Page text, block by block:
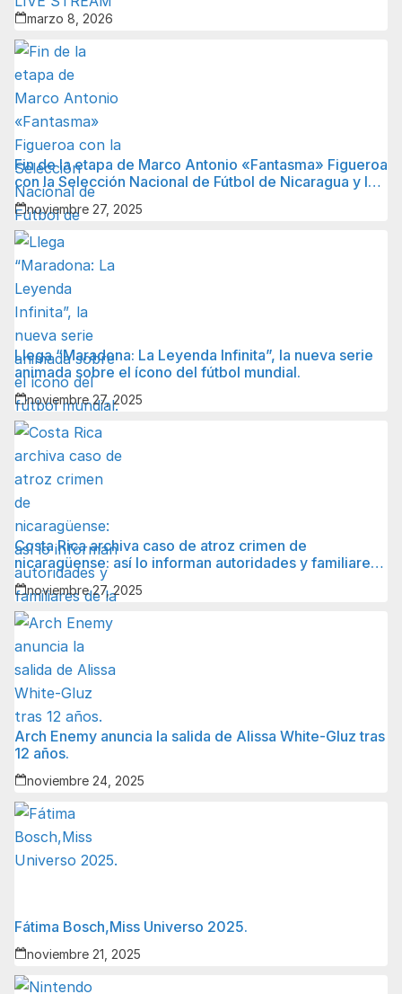
marzo 8, 2026
Fin de la etapa de Marco Antonio «Fantasma» Figueroa
con la Selección Nacional de Fútbol de Nicaragua y lo
que sigue para él.
noviembre 27, 2025
Llega “Maradona: La Leyenda Infinita”, la nueva serie
animada sobre el ícono del fútbol mundial.
noviembre 27, 2025
Costa Rica archiva caso de atroz crimen de
nicaragüense: así lo informan autoridades y familiares
de la víctima.
noviembre 27, 2025
Arch Enemy anuncia la salida de Alissa White-Gluz tras
12 años.
noviembre 24, 2025
Fátima Bosch,Miss Universo 2025.
noviembre 21, 2025